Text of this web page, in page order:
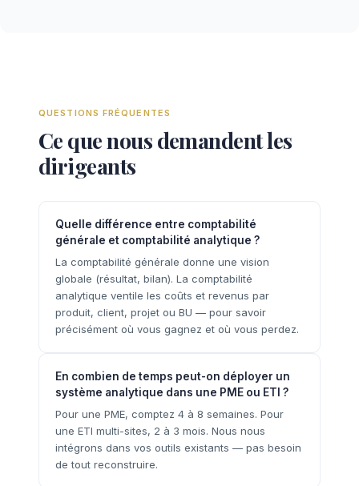
QUESTIONS FRÉQUENTES
Ce que nous demandent les
dirigeants
Quelle différence entre comptabilité
générale et comptabilité analytique ?
La comptabilité générale donne une vision
globale (résultat, bilan). La comptabilité
analytique ventile les coûts et revenus par
produit, client, projet ou BU — pour savoir
précisément où vous gagnez et où vous perdez.
En combien de temps peut-on déployer un
système analytique dans une PME ou ETI ?
Pour une PME, comptez 4 à 8 semaines. Pour
une ETI multi-sites, 2 à 3 mois. Nous nous
intégrons dans vos outils existants — pas besoin
de tout reconstruire.